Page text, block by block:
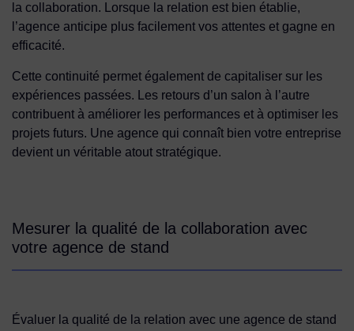
la collaboration. Lorsque la relation est bien établie,
l’agence anticipe plus facilement vos attentes et gagne en
efficacité.
Cette continuité permet également de capitaliser sur les
expériences passées. Les retours d’un salon à l’autre
contribuent à améliorer les performances et à optimiser les
projets futurs. Une agence qui connaît bien votre entreprise
devient un véritable atout stratégique.
Mesurer la qualité de la collaboration avec
votre agence de stand
Évaluer la qualité de la relation avec une agence de stand